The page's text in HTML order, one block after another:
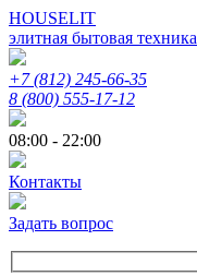
HOUSELIT
элитная бытовая техника
+7 (812) 245-66-35
8 (800) 555-17-12
08:00 - 22:00
Контакты
Задать вопрос